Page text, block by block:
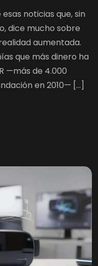
noticias que, sin
dice mucho sobre
aumentada.
que más dinero ha
—más de 4.000
en 2010— […]